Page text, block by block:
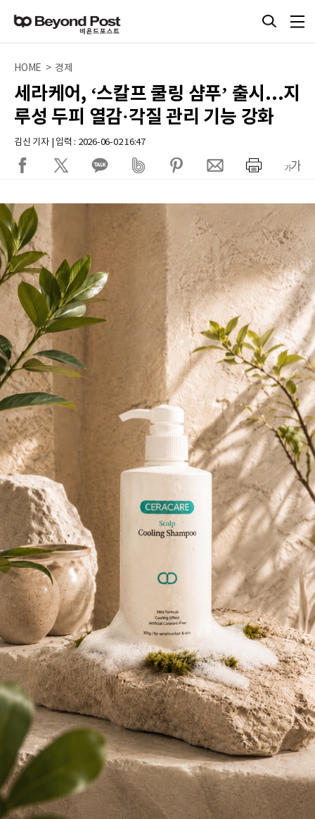
HOME > 경제
세라케어, ‘스칼프 쿨링 샴푸’ 출시...지
루성 두피 열감·각질 관리 기능 강화
김신 기자 | 입력 : 2026-06-02 16:47